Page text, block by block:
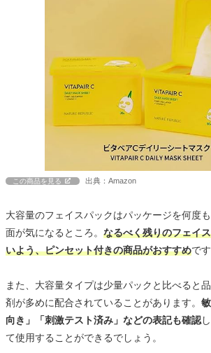
この商品を見る 出典：Amazon
大容量のフェイスパックはパッケージを何度
面が気になるところ。 なるべく残りのフェイ
いよう、ピンセット付きの商品がおすすめです
また、大容量タイプは少量パックと比べると
剤が多めに配合されていることがあります。
向き」「刺激テスト済み」などの表記も確認
て使用することができるでしょう。